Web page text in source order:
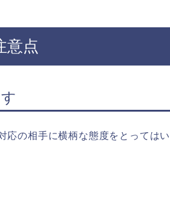
意点
応の相手に横柄な態度をとっては